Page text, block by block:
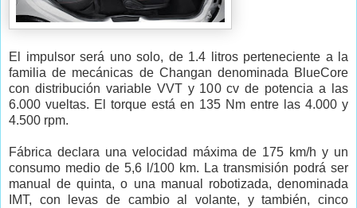
El impulsor será uno solo, de 1.4 litros perteneciente a la
familia de mecánicas de Changan denominada BlueCore
con distribución variable VVT y 100 cv de potencia a las
6.000 vueltas. El torque está en 135 Nm entre las 4.000 y
4.500 rpm.
Fábrica declara una velocidad máxima de 175 km/h y un
consumo medio de 5,6 l/100 km. La transmisión podrá ser
manual de quinta, o una manual robotizada, denominada
IMT, con levas de cambio al volante, y también, cinco